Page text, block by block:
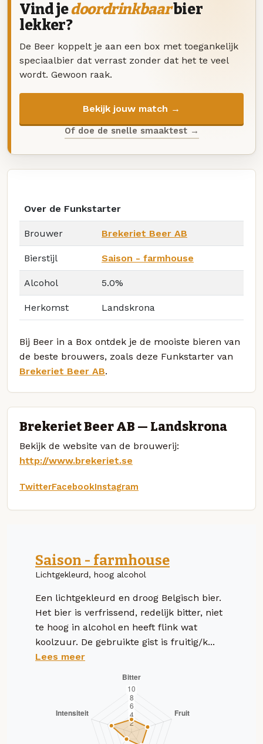
Vind jedoordrinkbaarbier
lekker?
De Beer koppelt je aan een box met toegankelijk
speciaalbier dat verrast zonder dat het te veel
wordt. Gewoon raak.
Bekijk jouw match →
Of doe de snelle smaaktest →
Over de Funkstarter
Brouwer Brekeriet Beer AB
Bierstijl Saison - farmhouse
Alcohol 5.0%
Herkomst Landskrona
Bij Beer in a Box ontdek je de mooiste bieren van
de beste brouwers, zoals deze Funkstarter van
Brekeriet Beer AB.
Brekeriet Beer AB — Landskrona
Bekijk de website van de brouwerij:
http://www.brekeriet.se
TwitterFacebookInstagram
Saison - farmhouse
Lichtgekleurd, hoog alcohol
Een lichtgekleurd en droog Belgisch bier.
Het bier is verfrissend, redelijk bitter, niet
te hoog in alcohol en heeft flink wat
koolzuur. De gebruikte gist is fruitig/k...
Lees meer